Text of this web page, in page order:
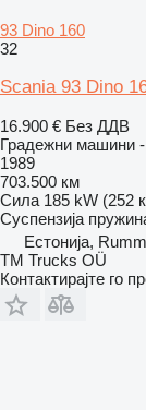
93 Dino 160
32
Scania 93 Dino
16.900 € Без ДДВ
Градежни машини -
1989
703.500 км
Сила 185 kW (252
Суспензија
Естонија,
TM Trucks OÜ
Контактирајте го